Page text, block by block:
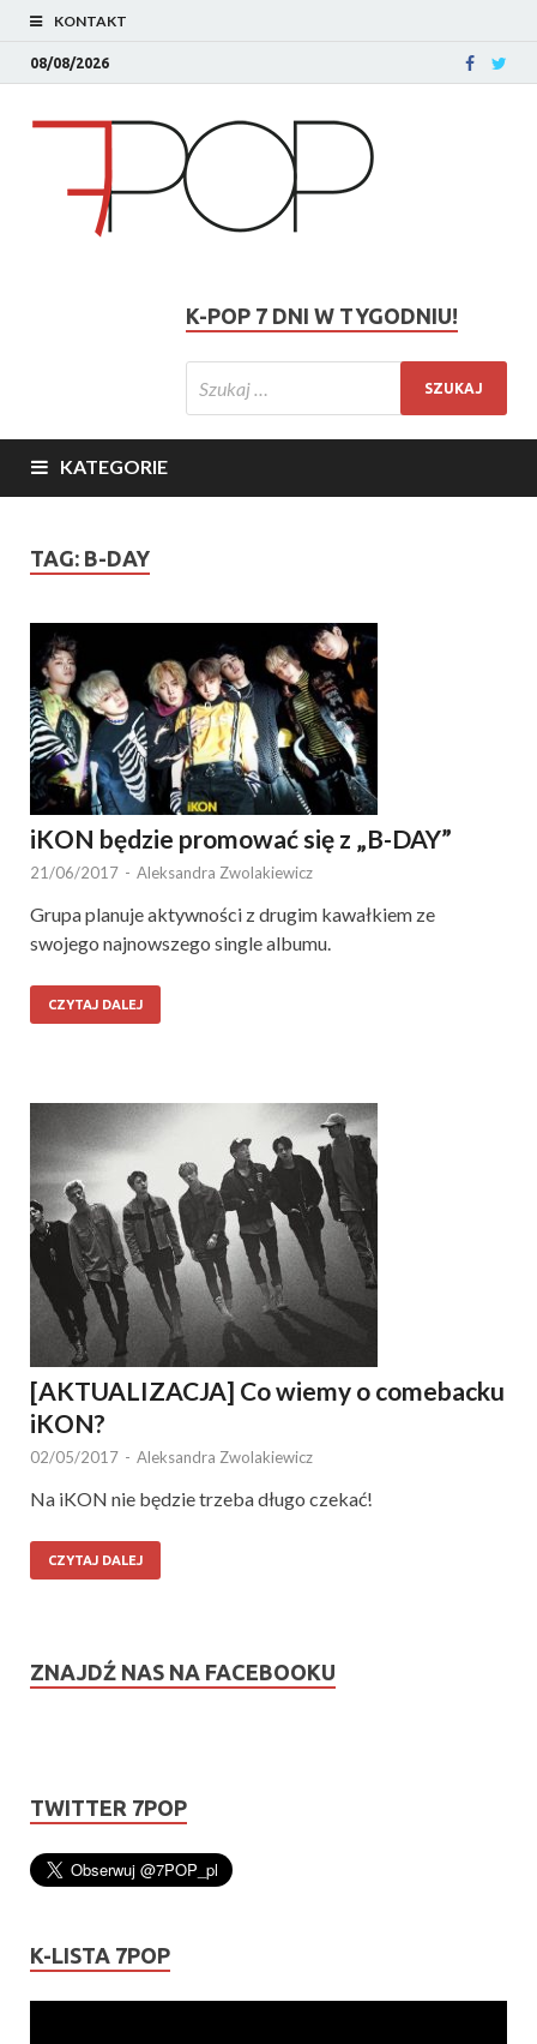
KONTAKT
08/08/2026
K-POP 7 DNI W TYGODNIU!
KATEGORIE
TAG: B-DAY
iKON będzie promować się z „B-DAY”
21/06/2017 - Aleksandra Zwolakiewicz
Grupa planuje aktywności z drugim kawałkiem ze
swojego najnowszego single albumu.
CZYTAJ DALEJ
[AKTUALIZACJA] Co wiemy o comebacku
iKON?
02/05/2017 - Aleksandra Zwolakiewicz
Na iKON nie będzie trzeba długo czekać!
CZYTAJ DALEJ
ZNAJDŹ NAS NA FACEBOOKU
TWITTER 7POP
K-LISTA 7POP